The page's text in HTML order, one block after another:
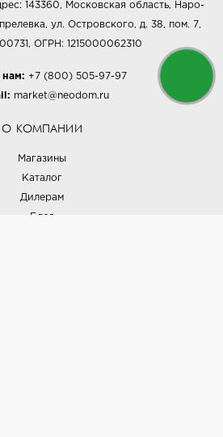
143360, Московская область, Наро-
ул. Островского, д. 38, пом. 7,
ОГРН: 1215000062310
нам: +7 (800) 505-97-97
market@neodom.ru
О КОМПАНИИ
Магазины
Каталог
Дилерам
Блог